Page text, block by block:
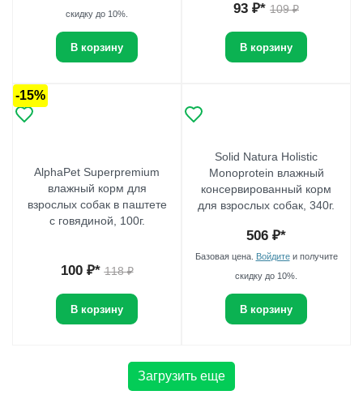
скидку до 10%.
В корзину
93 ₽* 109₽
В корзину
-15%
AlphaPet Superpremium
влажный корм для
взрослых собак в паштете
с говядиной, 100г.
100₽*118₽
В корзину
Solid Natura Holistic
Monoprotein влажный
консервированный корм
для взрослых собак, 340г.
506 ₽*
Базовая цена. Войдитеи получите
скидку до 10%.
В корзину
Загрузить еще